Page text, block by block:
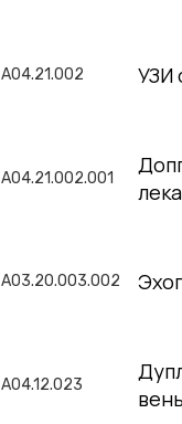
A04.21.002 УЗИ
A04.21.002.001
A03.20.003.002
A04.12.023